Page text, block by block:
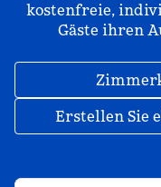
kostenfreie,
Gäste ihren
Erstellen Sie